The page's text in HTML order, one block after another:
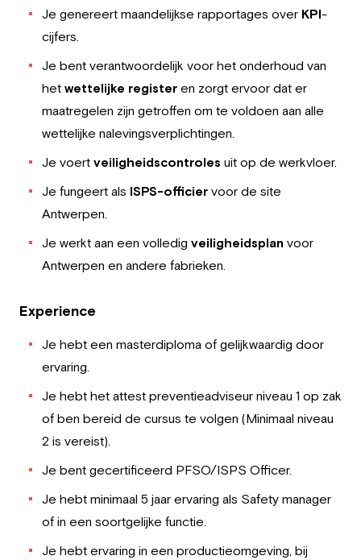
Je genereert maandelijkse rapportages over KPI-
cijfers.
Je bent verantwoordelijk voor het onderhoud van
het wettelijke register en zorgt ervoor dat er
maatregelen zijn getroffen om te voldoen aan alle
wettelijke nalevingsverplichtingen.
Je voert veiligheidscontroles uit op de werkvloer.
Je fungeert als ISPS-officier voor de site
Antwerpen.
Je werkt aan een volledig veiligheidsplan voor
Antwerpen en andere fabrieken.
Experience
Je hebt een masterdiploma of gelijkwaardig door
ervaring.
Je hebt het attest preventieadviseur niveau 1 op zak
of ben bereid de cursus te volgen (Minimaal niveau
2 is vereist).
Je bent gecertificeerd PFSO/ISPS Officer.
Je hebt minimaal 5 jaar ervaring als Safety manager
of in een soortgelijke functie.
Je hebt ervaring in een productieomgeving, bij